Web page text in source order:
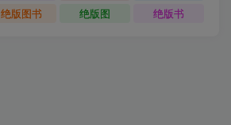
绝版图书
绝版图 绝版书